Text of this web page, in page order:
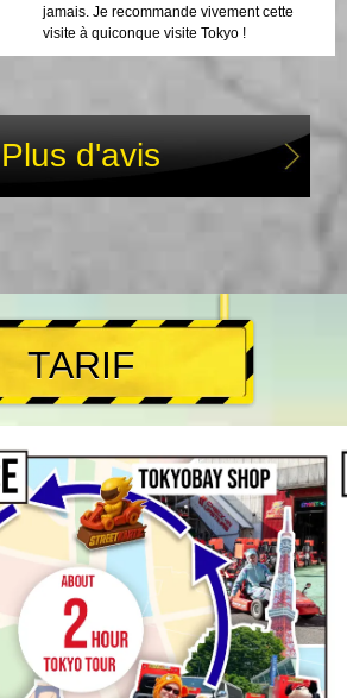
jamais. Je recommande vivement cette
visite à quiconque visite Tokyo !
Plus d'avis
TARIF